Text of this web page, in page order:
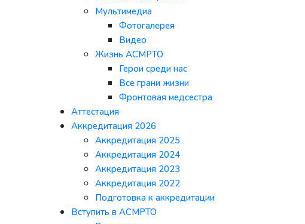
Мультимедиа
Фотогалерея
Видео
Жизнь АСМРТО
Герои среди нас
Все грани жизни
Фронтовая медсестра
Аттестация
Аккредитация 2026
Аккредитация 2025
Аккредитация 2024
Аккредитация 2023
Аккредитация 2022
Подготовка к аккредитации
Вступить в АСМРТО